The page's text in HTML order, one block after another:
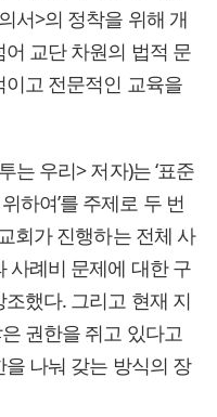
서>의 정착을 위해 개
교단 차원의 법적 문
고 전문적인 교육을
는 우리> 저자)는 ‘표준
하여’를 주제로 두 번
회가 진행하는 전체 사
사례비 문제에 대한 구
했다. 그리고 현재 지
권한을 쥐고 있다고
나눠 갖는 방식의 장